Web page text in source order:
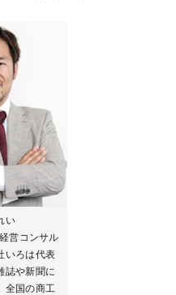
い
営コンサル
いろは代表
誌や新聞に
全国の商工